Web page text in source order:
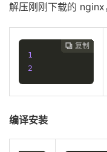
解压刚刚下载的
 复制
 复制
 复制
 复制
 复制
 复制
 复制
 复制
 复制
 复制
 复制
 复制
1
2
编译安装